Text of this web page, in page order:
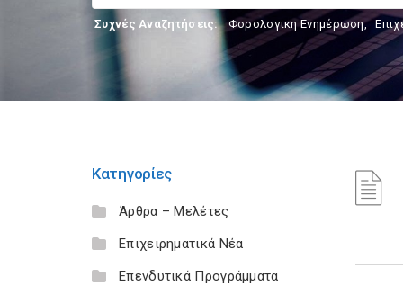
Συχνές Αναζητήσεις: Φορολογικη Ενημέρωση,
Κατηγορίες
Άρθρα – Μελέτες
Επιχειρηματικά Νέα
Επενδυτικά Προγράμματα